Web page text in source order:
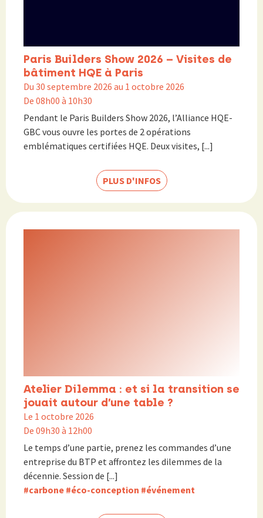
Paris Builders Show 2026 – Visites de
bâtiment HQE à Paris
Du 30 septembre 2026 au 1 octobre 2026
De 08h00 à 10h30
Pendant le Paris Builders Show 2026, l’Alliance HQE-
GBC vous ouvre les portes de 2 opérations
emblématiques certifiées HQE. Deux visites, [...]
PLUS D'INFOS
Atelier Dilemma : et si la transition se
jouait autour d’une table ?
Le 1 octobre 2026
De 09h30 à 12h00
Le temps d’une partie, prenez les commandes d’une
entreprise du BTP et affrontez les dilemmes de la
décennie. Session de [...]
#carbone #éco-conception #événement